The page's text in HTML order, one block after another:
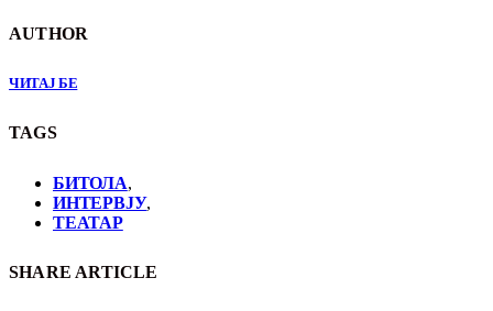
AUTHOR
ЧИТАЈ БЕ
TAGS
БИТОЛА,
ИНТЕРВЈУ,
ТЕАТАР
SHARE ARTICLE